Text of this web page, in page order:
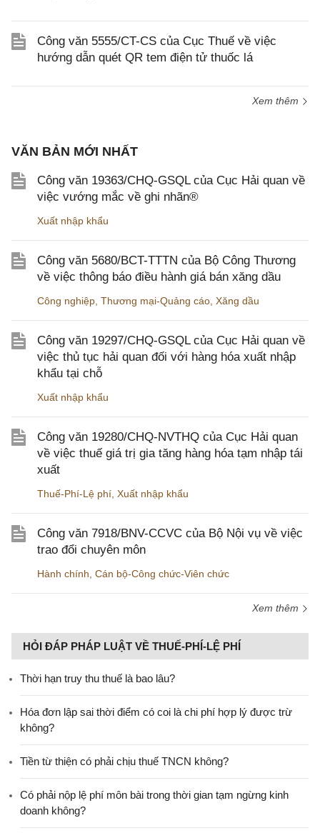
Công văn 5555/CT-CS của Cục Thuế về việc
hướng dẫn quét QR tem điện tử thuốc lá
Xem thêm
VĂN BẢN MỚI NHẤT
Công văn 19363/CHQ-GSQL của Cục Hải quan về
việc vướng mắc về ghi nhãn®
Xuất nhập khẩu
Công văn 5680/BCT-TTTN của Bộ Công Thương
về việc thông báo điều hành giá bán xăng dầu
Công nghiệp Thương mại-Quảng cáo Xăng dầu
Công văn 19297/CHQ-GSQL của Cục Hải quan về
việc thủ tục hải quan đối với hàng hóa xuất nhập
khẩu tại chỗ
Xuất nhập khẩu
Công văn 19280/CHQ-NVTHQ của Cục Hải quan
về việc thuế giá trị gia tăng hàng hóa tạm nhập tái
xuất
Thuế-Phí-Lệ phí Xuất nhập khẩu
Công văn 7918/BNV-CCVC của Bộ Nội vụ về việc
trao đổi chuyên môn
Hành chính Cán bộ-Công chức-Viên chức
Xem thêm
HỎI ĐÁP PHÁP LUẬT VỀ THUẾ-PHÍ-LỆ PHÍ
Thời hạn truy thu thuế là bao lâu?
Hóa đơn lập sai thời điểm có coi là chi phí hợp lý được trừ
không?
Tiền từ thiện có phải chịu thuế TNCN không?
Có phải nộp lệ phí môn bài trong thời gian tạm ngừng kinh
doanh không?